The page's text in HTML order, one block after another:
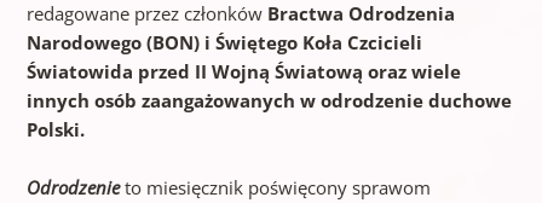
redagowane przez członków Bractwa Odrodzenia
Narodowego (BON) i Świętego Koła Czcicieli
Światowida przed II Wojną Światową oraz wiele
innych osób zaangażowanych w odrodzenie duchowe
Polski.
Odrodzenieto miesięcznik poświęcony sprawom